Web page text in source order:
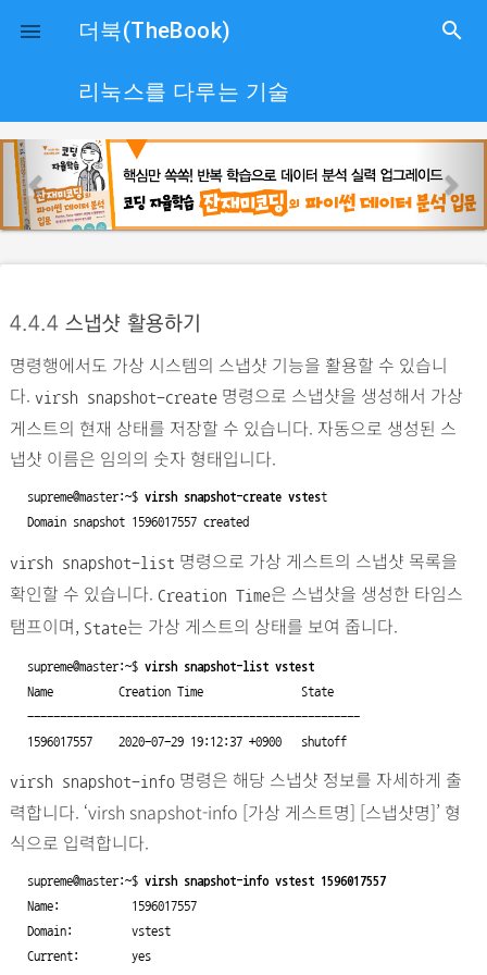
close
 더북(TheBook) search
리눅스를 다루는 기술
p
r
e
u
s
e
x
4.4.4 스냅샷 활용하기
명령행에서도 가상 시스템의 스냅샷 기능을 활용할 수 있습니
다. virsh snapshot-create명령으로 스냅샷을 생성해서 가상
게스트의 현재 상태를 저장할 수 있습니다. 자동으로 생성된 스
냅샷 이름은 임의의 숫자 형태입니다.
supreme@master:~$ virsh snapshot-create vstest
Domain snapshot 1596017557 created
virsh snapshot-list 명령으로 가상 게스트의 스냅샷 목록을
확인할 수 있습니다. Creation Time은 스냅샷을 생성한 타임스
탬프이며, State는 가상 게스트의 상태를 보여 줍니다.
supreme@master:~$ virsh snapshot-list vstest
Name          Creation Time               State
---------------------------------------------------
1596017557    2020-07-29 19:12:37 +0900   shutoff
virsh snapshot-info명령은 해당 스냅샷 정보를 자세하게 출
력합니다. ‘virsh snapshot-info [가상 게스트명] [스냅샷명]’ 형
식으로 입력합니다.
supreme@master:~$ virsh snapshot-info vstest 1596017557
Name:           1596017557
Domain:         vstest
Current:        yes